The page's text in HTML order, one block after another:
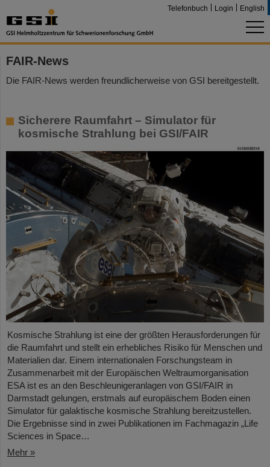
Telefonbuch Login English
FAIR-News
Die FAIR-News werden freundlicherweise von GSI bereitgestellt.
Sicherere Raumfahrt – Simulator für
kosmische Strahlung bei GSI/FAIR
Kosmische Strahlung ist eine der größten Herausforderungen für
die Raumfahrt und stellt ein erhebliches Risiko für Menschen und
Materialien dar. Einem internationalen Forschungsteam in
Zusammenarbeit mit der Europäischen Weltraumorganisation
ESA ist es an den Beschleunigeranlagen von GSI/FAIR in
Darmstadt gelungen, erstmals auf europäischem Boden einen
Simulator für galaktische kosmische Strahlung bereitzustellen.
Die Ergebnisse sind in zwei Publikationen im Fachmagazin „Life
Sciences in Space…
Mehr »